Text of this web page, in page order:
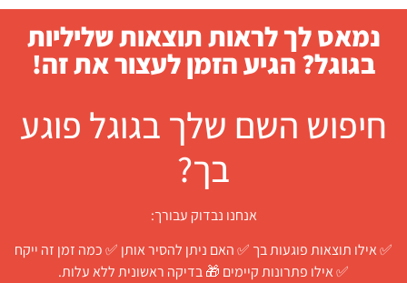
נמאס לך לראות תוצאות שליליות
בגוגל? הגיע הזמן לעצור את זה!
חיפוש השם שלך בגוגל פוגע
בך?
אנחנו נבדוק עבורך:
✅ אילו תוצאות פוגעות בך ✅ האם ניתן להסיר אותן ✅ כמה זמן זה ייקח
✅ אילו פתרונות קיימים 🎁 בדיקה ראשונית ללא עלות.